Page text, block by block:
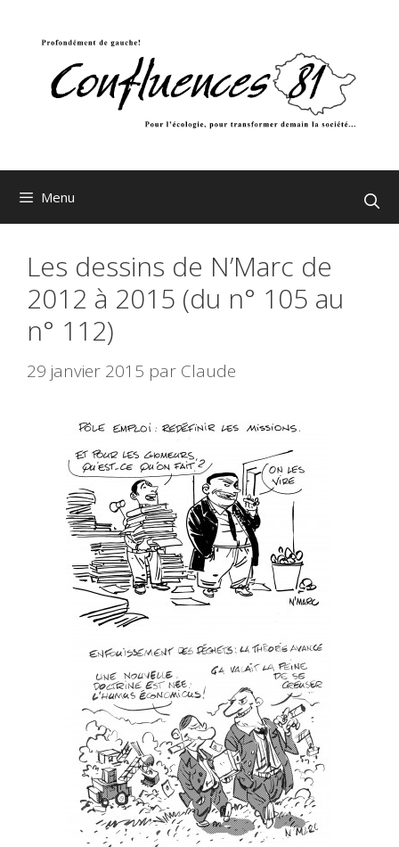
Menu
Les dessins de N’Marc de
2012 à 2015 (du n° 105 au
n° 112)
29 janvier 2015 par Claude